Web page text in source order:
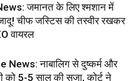
जमानत के लिए श्मशान में
चीफ जस्टिस की तस्वीर रखकर
वायरल
News: नाबालिग से दुष्कर्म और
को 5-5 साल की सजा, कोर्ट ने